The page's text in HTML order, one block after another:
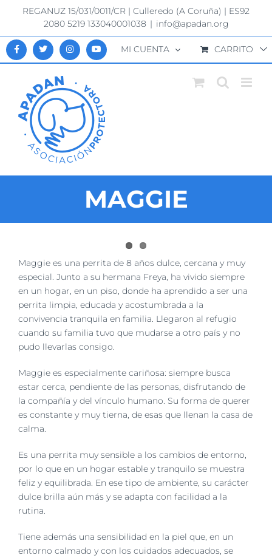
Saltar
contenido
REGANUZ 15/031/0011/CR | Culleredo (A Coruña) | ES92
2080 5219 133040001038 | info@apadan.org
MI CUENTA CARRITO
MAGGIE
Ver
imagen
más
grande
Maggie es una perrita de 8 años dulce, cercana y muy
especial. Junto a su hermana Freya, ha vivido siempre
en un hogar, en un piso, donde ha aprendido a ser una
perrita limpia, educada y acostumbrada a la
convivencia tranquila en familia. Llegaron al refugio
cuando su familia tuvo que mudarse a otro país y no
pudo llevarlas consigo.
Maggie es especialmente cariñosa: siempre busca
estar cerca, pendiente de las personas, disfrutando de
la compañía y del vínculo humano. Su forma de querer
es constante y muy tierna, de esas que llenan la casa de
calma.
Es una perrita muy sensible a los cambios de entorno,
por lo que en un hogar estable y tranquilo se muestra
feliz y equilibrada. En ese tipo de ambiente, su carácter
dulce brilla aún más y se adapta con facilidad a la
rutina.
Tiene además una sensibilidad en la piel que, en un
entorno calmado y con los cuidados adecuados, se